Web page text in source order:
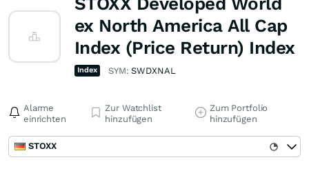
ex North America All Cap
Index (Price Return) Index
Index SYM:SWDXNAL
Alarme
einrichten
Zur Watchlist
hinzufügen
Zum Portfolio
hinzufügen
STOXX